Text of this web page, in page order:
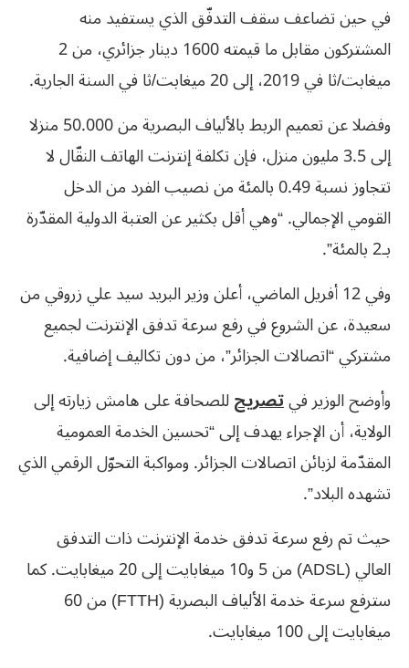
في حين تضاعف سقف التدفّق الذي يستفيد منه
المشتركون مقابل ما قيمته 1600 دينار جزائري، من 2
ميغابت/ثا في 2019، إلى 20 ميغابت/ثا في السنة الجارية.
وفضلا عن تعميم الربط بالألياف البصرية من 50.000 منزلا
إلى 3.5 مليون منزل، فإن تكلفة إنترنت الهاتف النقّال لا
تتجاوز نسبة 0.49 بالمئة من نصيب الفرد من الدخل
القومي الإجمالي. “وهي أقل بكثير عن العتبة الدولية المقدّرة
بـ2 بالمئة”.
وفي 12 أفريل الماضي، أعلن وزير البريد سيد علي زروقي من
سعيدة، عن الشروع في رفع سرعة تدفق الإنترنت لجميع
مشتركي “اتصالات الجزائر”، من دون تكاليف إضافية.
وأوضح الوزير فيتصريحللصحافة على هامش زيارته إلى
الولاية، أن الإجراء يهدف إلى “تحسين الخدمة العمومية
المقدّمة لزبائن اتصالات الجزائر. ومواكبة التحوّل الرقمي الذي
تشهده البلاد”.
حيث تم رفع سرعة تدفق خدمة الإنترنت ذات التدفق
العالي (ADSL) من 5 و10 ميغابايت إلى 20 ميغابايت. كما
سترفع سرعة خدمة الألياف البصرية (FTTH) من 60
ميغابايت إلى 100 ميغابايت.